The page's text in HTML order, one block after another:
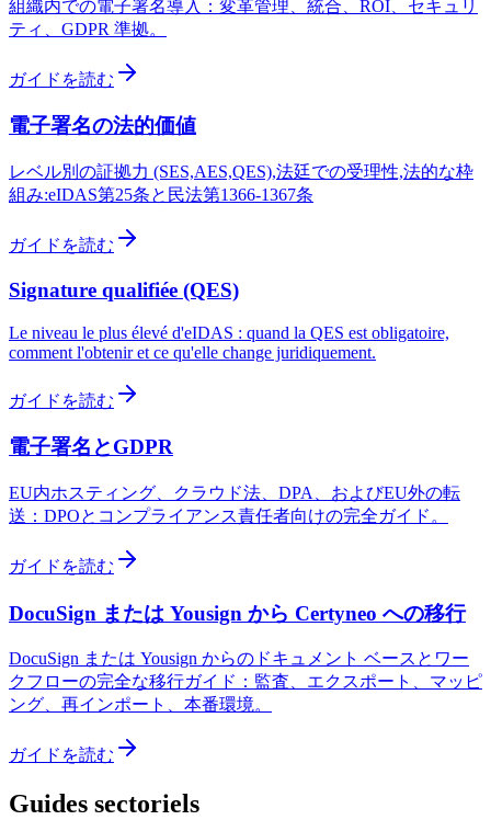
組織内での電子署名導入：変革管理、統合、ROI、セキュリ
ティ、GDPR 準拠。
ガイドを読む
電子署名の法的価値
レベル別の証拠力 (SES,AES,QES),法廷での受理性,法的な枠
組み:eIDAS第25条と民法第1366-1367条
ガイドを読む
Signature qualifiée (QES)
Le niveau le plus élevé d'eIDAS : quand la QES est obligatoire,
comment l'obtenir et ce qu'elle change juridiquement.
ガイドを読む
電子署名とGDPR
EU内ホスティング、クラウド法、DPA、およびEU外の転
送：DPOとコンプライアンス責任者向けの完全ガイド。
ガイドを読む
DocuSign または Yousign から Certyneo への移行
DocuSign または Yousign からのドキュメント ベースとワー
クフローの完全な移行ガイド：監査、エクスポート、マッピ
ング、再インポート、本番環境。
ガイドを読む
Guides sectoriels